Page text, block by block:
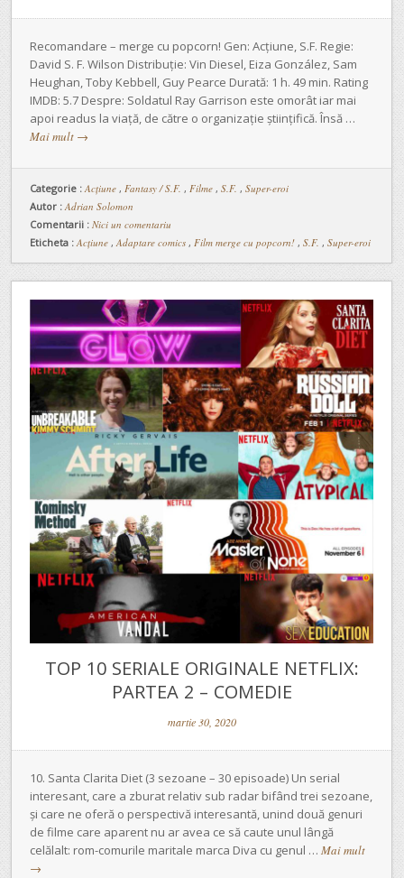
Recomandare – merge cu popcorn! Gen: Acțiune, S.F. Regie:
David S. F. Wilson Distribuție: Vin Diesel, Eiza González, Sam
Heughan, Toby Kebbell, Guy Pearce Durată: 1 h. 49 min. Rating
IMDB: 5.7 Despre: Soldatul Ray Garrison este omorât iar mai
apoi readus la viață, de către o organizație științifică. Însă …
Mai mult →
Categorie : Acţiune , Fantasy / S.F. , Filme , S.F. , Super-eroi
Autor : Adrian Solomon
Comentarii : Nici un comentariu
Eticheta : Acțiune , Adaptare comics , Film merge cu popcorn! , S.F. , Super-eroi
TOP 10 SERIALE ORIGINALE NETFLIX:
PARTEA 2 – COMEDIE
martie 30, 2020
10. Santa Clarita Diet (3 sezoane – 30 episoade) Un serial
interesant, care a zburat relativ sub radar bifând trei sezoane,
și care ne oferă o perspectivă interesantă, unind două genuri
de filme care aparent nu ar avea ce să caute unul lângă
celălalt: rom-comurile maritale marca Diva cu genul … Mai mult
→